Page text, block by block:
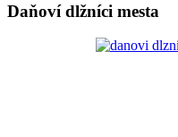
Daňoví dlžníci mesta